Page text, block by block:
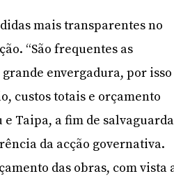
mais transparentes no
“São frequentes as
envergadura, por isso
custos totais e orçamento
e Taipa, a fim de
da acção governativa.
das obras, com vista